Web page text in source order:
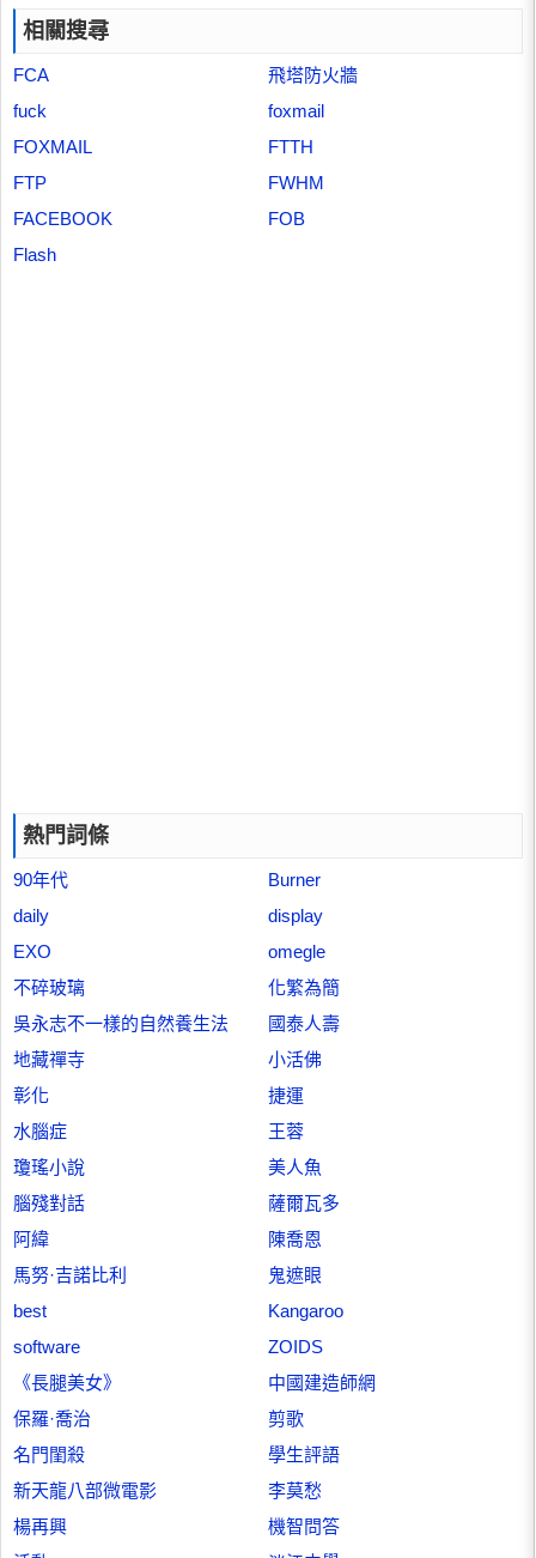
相關搜尋
FCA
飛塔防火牆
fuck
foxmail
FOXMAIL
FTTH
FTP
FWHM
FACEBOOK
FOB
Flash
熱門詞條
90年代
Burner
daily
display
EXO
omegle
不碎玻璃
化繁為簡
吳永志不一樣的自然養生法
國泰人壽
地藏禪寺
小活佛
彰化
捷運
水腦症
王蓉
瓊瑤小說
美人魚
腦殘對話
薩爾瓦多
阿緯
陳喬恩
馬努·吉諾比利
鬼遮眼
best
Kangaroo
software
ZOIDS
《長腿美女》
中國建造師網
保羅·喬治
剪歌
名門閨殺
學生評語
新天龍八部微電影
李莫愁
楊再興
機智問答